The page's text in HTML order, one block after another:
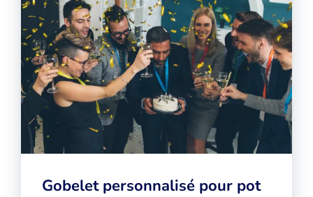
Gobelet personnalisé pour pot